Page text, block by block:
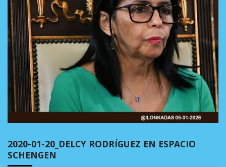
2020-01-20_DELCY RODRÍGUEZ EN ESPACIO
SCHENGEN